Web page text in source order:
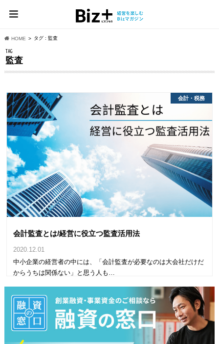
HOME タグ : 監査
TAG
監査
会計・税務
会計監査とは/経営に役立つ監査活用法
2020.12.01
中小企業の経営者の中には、「会計監査が必要なのは大会社だけだ
からうちは関係ない」と思う人も…